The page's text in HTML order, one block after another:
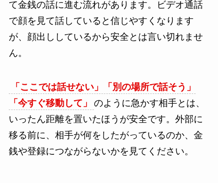
て金銭の話に進む流れがあります。ビデオ通話
で顔を見て話していると信じやすくなります
が、顔出ししているから安全とは言い切れませ
ん。
「ここでは話せない」「別の場所で話そう」
「今すぐ移動して」
のように急かす相手とは、
いったん距離を置いたほうが安全です。外部に
移る前に、相手が何をしたがっているのか、金
銭や登録につながらないかを見てください。